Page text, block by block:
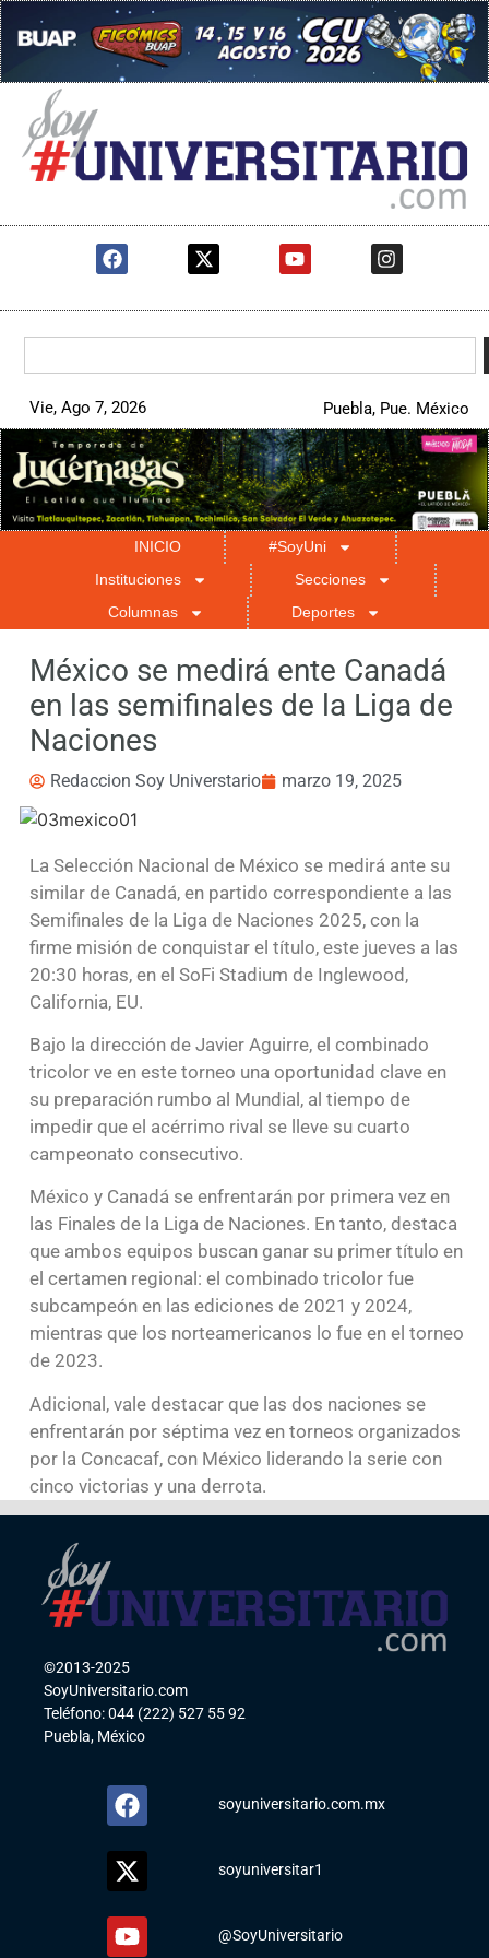
Vie, Ago 7, 2026 Puebla, Pue. México
INICIO
#SoyUni
Instituciones
Secciones
Columnas
Deportes
México se medirá ente Canadá
en las semifinales de la Liga de
Naciones
Redaccion Soy Universtario marzo 19, 2025
La Selección Nacional de México se medirá ante su
similar de Canadá, en partido correspondiente a las
Semifinales de la Liga de Naciones 2025, con la
firme misión de conquistar el título, este jueves a las
20:30 horas, en el SoFi Stadium de Inglewood,
California, EU.
Bajo la dirección de Javier Aguirre, el combinado
tricolor ve en este torneo una oportunidad clave en
su preparación rumbo al Mundial, al tiempo de
impedir que el acérrimo rival se lleve su cuarto
campeonato consecutivo.
México y Canadá se enfrentarán por primera vez en
las Finales de la Liga de Naciones. En tanto, destaca
que ambos equipos buscan ganar su primer título en
el certamen regional: el combinado tricolor fue
subcampeón en las ediciones de 2021 y 2024,
mientras que los norteamericanos lo fue en el torneo
de 2023.
Adicional, vale destacar que las dos naciones se
enfrentarán por séptima vez en torneos organizados
por la Concacaf, con México liderando la serie con
cinco victorias y una derrota.
©2013-2025
SoyUniversitario.com
Teléfono: 044 (222) 527 55 92
Puebla, México
soyuniversitario.com.mx
soyuniversitar1
@SoyUniversitario